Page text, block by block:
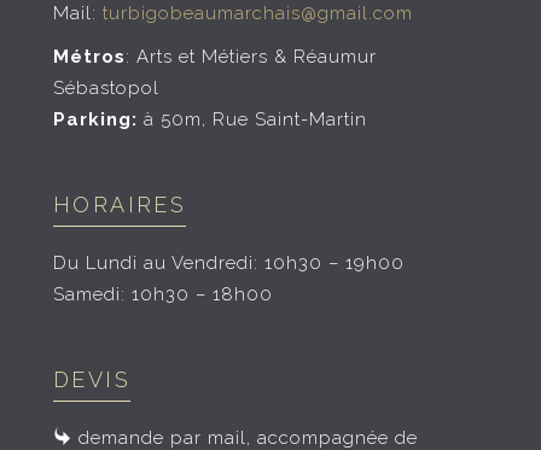
Mail:turbigobeaumarchais@gmail.com
Métros: Arts et Métiers & Réaumur
Sébastopol
Parking:à 50m, Rue Saint-Martin
HORAIRES
Du Lundi au Vendredi: 10h30 – 19h00
Samedi: 10h30 – 18h00
DEVIS
demande par mail, accompagnée de